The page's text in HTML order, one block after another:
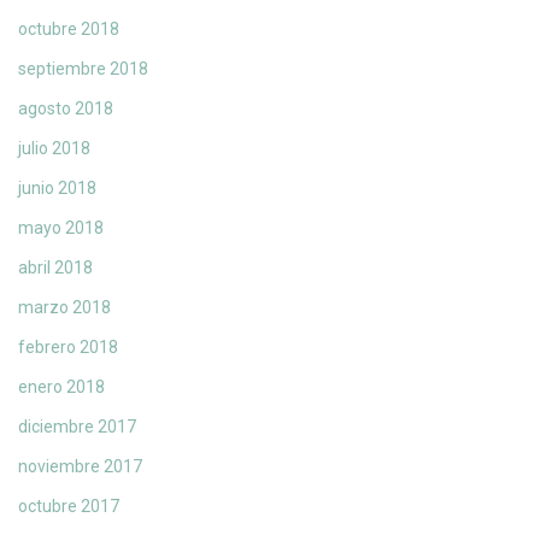
octubre 2018
septiembre 2018
agosto 2018
julio 2018
junio 2018
mayo 2018
abril 2018
marzo 2018
febrero 2018
enero 2018
diciembre 2017
noviembre 2017
octubre 2017